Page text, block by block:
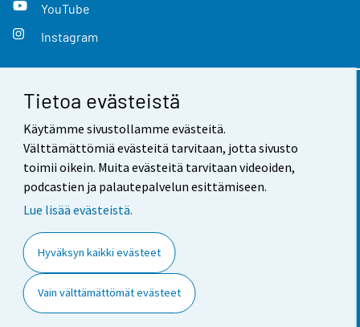
Tietoa evästeistä
Käytämme sivustollamme evästeitä.
Välttämättömiä evästeitä tarvitaan, jotta sivusto
toimii oikein. Muita evästeitä tarvitaan videoiden,
podcastien ja palautepalvelun esittämiseen.
Lue lisää evästeistä.
Hyväksyn kaikki evästeet
Vain välttämättömät evästeet
YouTube
Instagram
Yhteystiedot
Palaute
Käyttöehdot
Saavutettavuus
Tietoa sivustosta
Evästeasetukset